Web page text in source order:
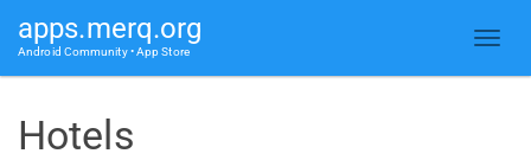
apps.merq.org
Android Community • App Store
Hotels